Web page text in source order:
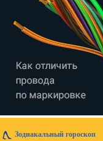
Зодиакальный гороскоп